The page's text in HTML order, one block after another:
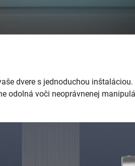
dvere s jednoduchou
odolná voči neoprávnenej